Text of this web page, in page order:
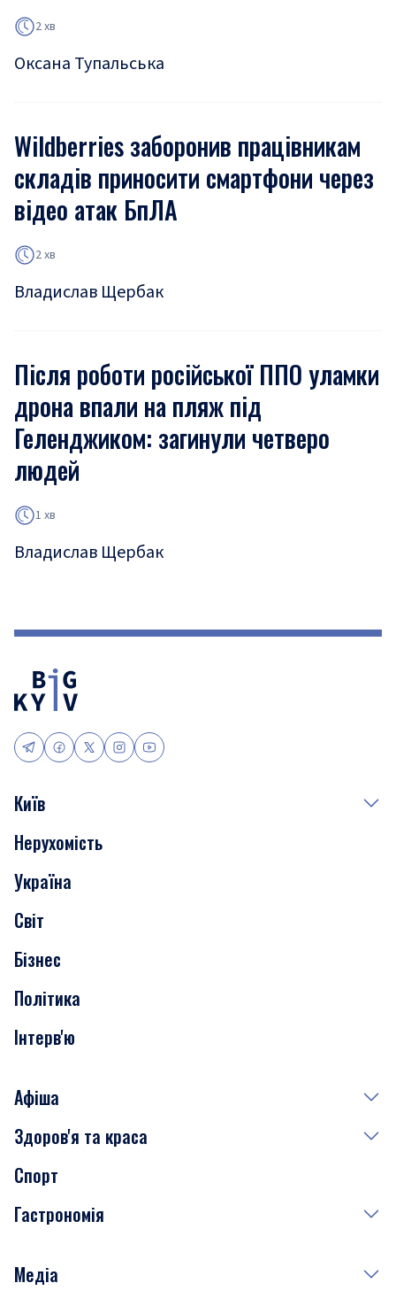
2 хв
Оксана Тупальська
Wildberries заборонив працівникам
складів приносити смартфони через
відео атак БпЛА
2 хв
Владислав Щербак
Після роботи російської ППО уламки
дрона впали на пляж під
Геленджиком: загинули четверо
людей
1 хв
Владислав Щербак
Київ
Події
Скандали
Нерухомість
Транспорт
Нерухомість
Україна
Світ
Бізнес
Політика
Інтерв'ю
Афіша
Сьогодні
Завтра
Субота
Здоров'я та краса
Медицина
Краса
Спорт
Гастрономія
Рецепти
Медіа